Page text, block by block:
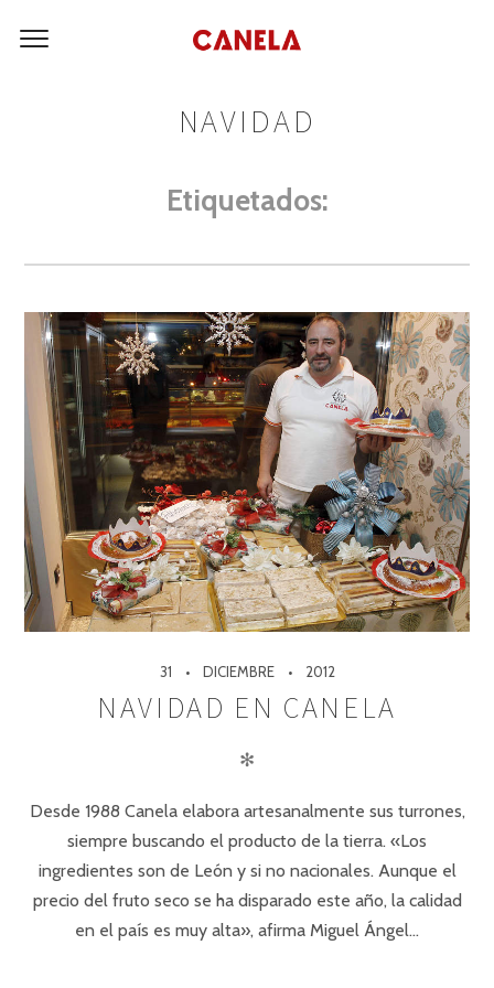
NAVIDAD
Etiquetados:
31 DICIEMBRE 2012
NAVIDAD EN CANELA
✻
Desde 1988 Canela elabora artesanalmente sus turrones,
siempre buscando el producto de la tierra. «Los
ingredientes son de León y si no nacionales. Aunque el
precio del fruto seco se ha disparado este año, la calidad
en el país es muy alta», afirma Miguel Ángel…